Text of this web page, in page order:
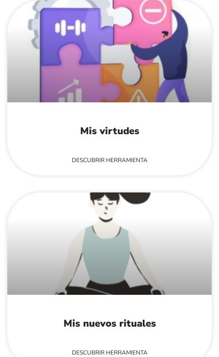
Mis virtudes
DESCUBRIR HERRAMIENTA
Mis nuevos rituales
DESCUBRIR HERRAMIENTA